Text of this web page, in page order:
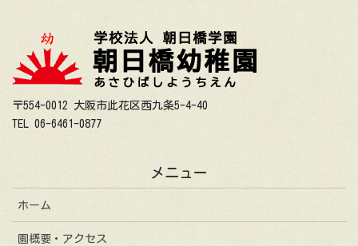
〒554-0012 大阪市此花区西九条5-4-40
TEL 06-6461-0877
メニュー
ホーム
園概要・アクセス